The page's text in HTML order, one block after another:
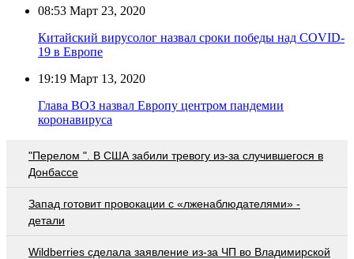
08:53 Март 23, 2020
Китайский вирусолог назвал сроки победы над COVID-
19 в Европе
19:19 Март 13, 2020
Глава ВОЗ назвал Европу центром пандемии
коронавируса
"Перелом ". В США забили тревогу из-за случившегося в
Донбассе
Запад готовит провокации с «лженаблюдателями» -
детали
Wildberries cделала заявление из-за ЧП во Владимирской